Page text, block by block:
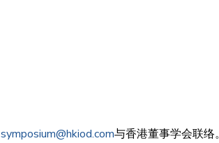
symposium@hkiod.com与香港董事学会联络。